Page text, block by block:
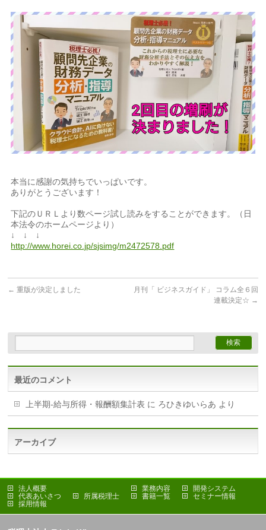
本当に感謝の気持ちでいっぱいです。
ありがとうございます！
下記のＵＲＬより数ページ試し読みをすることができます。（日
本法令のホームページより）
↓ ↓ ↓
http://www.horei.co.jp/sjsimg/m2472578.pdf
← 重版が決定しました
月刊「 ビジネスガイド」 コラム全６回
連載決定☆ →
最近のコメント
上半期-給与所得・報酬額集計表 に ろひきゆいらあ より
アーカイブ
法人概要
代表あいさつ
所属税理士
業務内容
開発システム
書籍一覧
セミナー情報
採用情報